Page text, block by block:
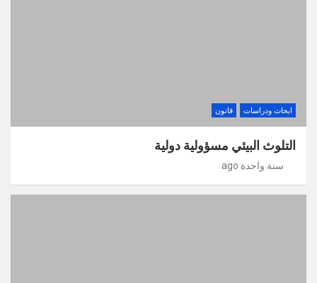
ابحاث ودراسات قانون
التلوث البيئي مسؤولية دولية
سنة واحدة ago